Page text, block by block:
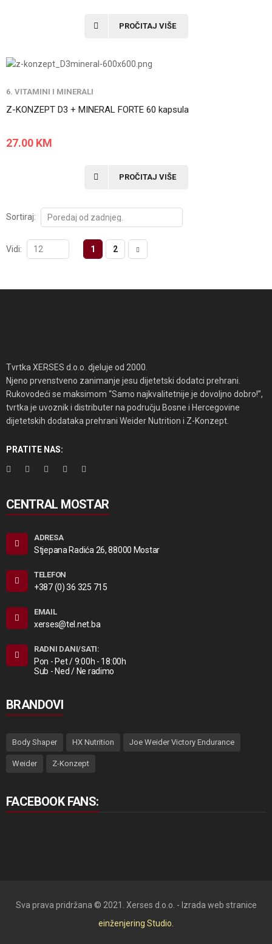
PROČITAJ VIŠE
6. VITAMINI I MINERALI
Z-KONZEPT D3 + MINERAL FORTE 60 kapsula
27.00 KM
PROČITAJ VIŠE
Sortiraj:
Vidi: 1 2
Tvrtka XERSES d.o.o. djeluje od 2000.
Njeno prvenstveno zanimanje jesu dijetetski dodatci prehrani.
Rukovodeći se maksimom “Samo najkvalitetnije je dovoljno dobro!”,
tvrtka je uvoznik i distributer na području Bosne i Hercegovine
dijetetskih dodataka prehrani Weider Nutrition i Z-Konzept.
PRATITE NAS:
CENTRAL MOSTAR
ADRESA
Stjepana Radića 26, 88000 Mostar
TELEFON
+387 (0) 36 325 715
EMAIL
xerses@tel.net.ba
RADNI DANI/SATI:
Pon - Pet / 9:00h - 18:00h
Sub - Ned / Ne radimo
BRANDOVI
Body Shaper HX Nutrition Joe Weider Victory Endurance
Weider Z-Konzept
FACEBOOK FANS:
Sva prava pridržana © 2021. Xerses d.o.o. - Izrada web stranice
einženjering Studio.